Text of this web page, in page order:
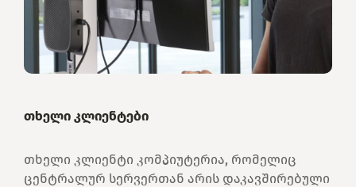
თხელი კლიენტები
თხელი კლიენტი კომპიუტერია, რომელიც
ცენტრალურ სერვერთან არის დაკავშირებული